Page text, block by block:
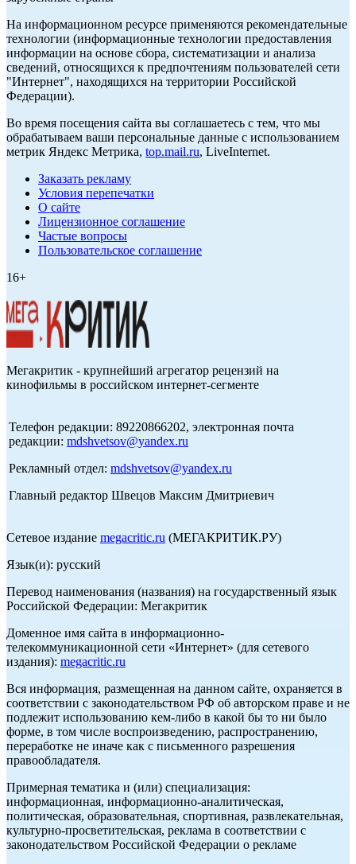
На информационном ресурсе применяются рекомендательные
технологии (информационные технологии предоставления
информации на основе сбора, систематизации и анализа
сведений, относящихся к предпочтениям пользователей сети
"Интернет", находящихся на территории Российской
Федерации).
Во время посещения сайта вы соглашаетесь с тем, что мы
обрабатываем ваши персональные данные с использованием
метрик Яндекс Метрика, top.mail.ru, LiveInternet.
Заказать рекламу
Условия перепечатки
О сайте
Лицензионное соглашение
Частые вопросы
Пользовательское соглашение
16+
Мегакритик - крупнейший агрегатор рецензий на
кинофильмы в российском интернет-сегменте
Телефон редакции: 89220866202, электронная почта
редакции: mdshvetsov@yandex.ru
Рекламный отдел: mdshvetsov@yandex.ru
Главный редактор Швецов Максим Дмитриевич
Сетевое издание megacritic.ru (МЕГАКРИТИК.РУ)
Язык(и): русский
Перевод наименования (названия) на государственный язык
Российской Федерации: Мегакритик
Доменное имя сайта в информационно-
телекоммуникационной сети «Интернет» (для сетевого
издания): megacritic.ru
Вся информация, размещенная на данном сайте, охраняется в
соответствии с законодательством РФ об авторском праве и не
подлежит использованию кем-либо в какой бы то ни было
форме, в том числе воспроизведению, распространению,
переработке не иначе как с письменного разрешения
правообладателя.
Примерная тематика и (или) специализация:
информационная, информационно-аналитическая,
политическая, образовательная, спортивная, развлекательная,
культурно-просветительская, реклама в соответствии с
законодательством Российской Федерации о рекламе